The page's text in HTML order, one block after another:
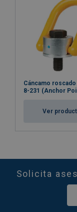
Cáncamo
8-231 (Anchor
Ver
Solicita